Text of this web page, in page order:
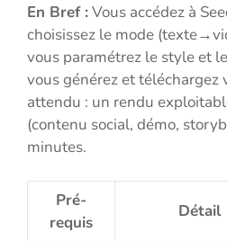
En Bref :Vous accédez à
choisissez le mode
vous paramétrez le style et
vous générez et téléchargez
attendu : un rendu
(contenu social, démo,
minutes.
Pré-
requis
Détail